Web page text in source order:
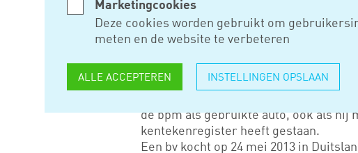
Marketingcookies
Deze cookies worden gebruikt om
meten en de website te verbeteren
ALLE ACCEPTEREN INSTELLINGEN OPSLAAN
NIET MEER
BPM
Een vrijwel nieuwe auto die 881
de bpm als gebruikte auto, ook als hij
kentekenregister heeft gestaan.
Een bv kocht op 24 mei 2013 in